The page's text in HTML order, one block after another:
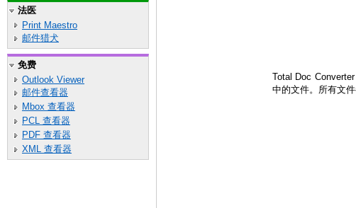
法医
Print Maestro
邮件猎犬
免费
Outlook Viewer
邮件查看器
Mbox 查看器
PCL 查看器
PDF 查看器
XML 查看器
Total Doc
中的文件。所有文